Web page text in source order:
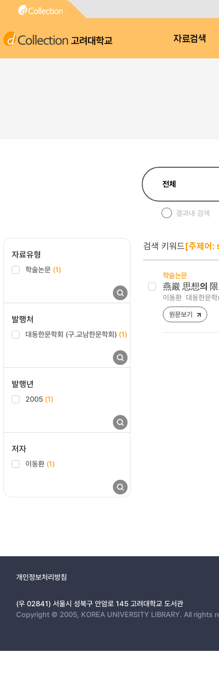
고려대학교 자료검색
결과내 검색
자료유형
학술논문 (1)
발행처
대동한문학회 (구.교남한문학회) (1)
발행년
2005 (1)
저자
이동환 (1)
검색 키워드[주제어
학술논문
燕巖 思想의
이동환 대동한문
원문보기
개인정보처리방침
(우 02841) 서울시 성북구 안암로 145 고려대학교 도서관
Copyright © 2005, KOREA UNIVERSITY LIBRARY. All rights